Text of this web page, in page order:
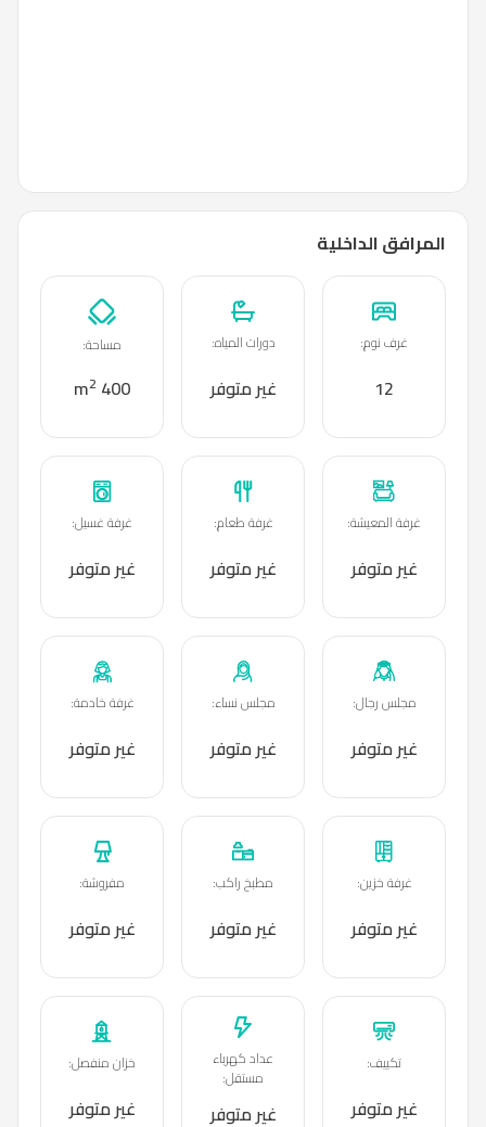
المرافق الداخلية
غرف نوم:
12
دورات المياه:
غير متوفر
مساحة:
400 m
2
غرفة المعيشة:
غير متوفر
غرفة طعام:
غير متوفر
غرفة غسيل:
غير متوفر
مجلس رجال:
غير متوفر
مجلس نساء:
غير متوفر
غرفة خادمة:
غير متوفر
غرفة خزين:
غير متوفر
مطبخ راكب:
غير متوفر
مفروشة:
غير متوفر
تكييف:
غير متوفر
عداد كهرباء
مستقل:
غير متوفر
خزان منفصل:
غير متوفر